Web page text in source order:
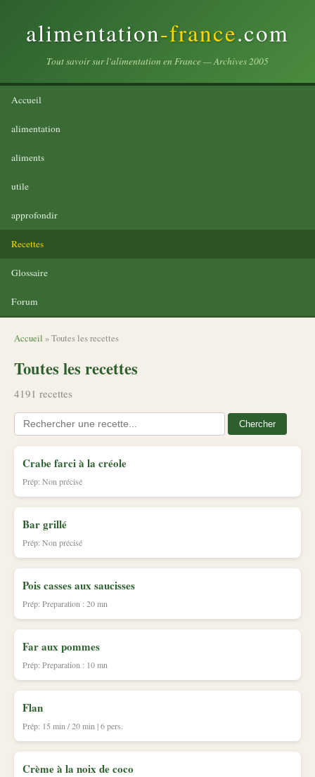
alimentation-france.com
Tout savoir sur l'alimentation en France — Archives 2005
Accueil
alimentation
aliments
utile
approfondir
Recettes
Glossaire
Forum
Accueil » Toutes les recettes
Toutes les recettes
4191 recettes
Chercher
Crabe farci à la créole
Prép: Non précisé
Bar grillé
Prép: Non précisé
Pois casses aux saucisses
Prép: Preparation : 20 mn
Far aux pommes
Prép: Preparation : 10 mn
Flan
Prép: 15 min / 20 min | 6 pers.
Crème à la noix de coco